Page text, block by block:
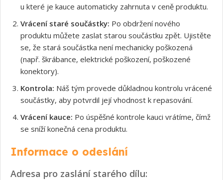
u které je kauce automaticky zahrnuta v ceně produktu.
Vrácení staré součástky: Po obdržení nového
produktu můžete zaslat starou součástku zpět. Ujistěte
se, že stará součástka není mechanicky poškozená
(např. škrábance, elektrické poškození, poškozené
konektory).
Kontrola: Náš tým provede důkladnou kontrolu vrácené
součástky, aby potvrdil její vhodnost k repasování.
Vrácení kauce: Po úspěšné kontrole kauci vrátíme, čímž
se sníží konečná cena produktu.
Informace o odeslání
Adresa pro zaslání starého dílu: